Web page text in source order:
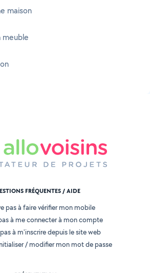
maison
meuble
FRÉQUENTES / AIDE
pas à faire vérifier mon mobile
à me connecter à mon compte
à m'inscrire depuis le site web
/ modifier mon mot de passe